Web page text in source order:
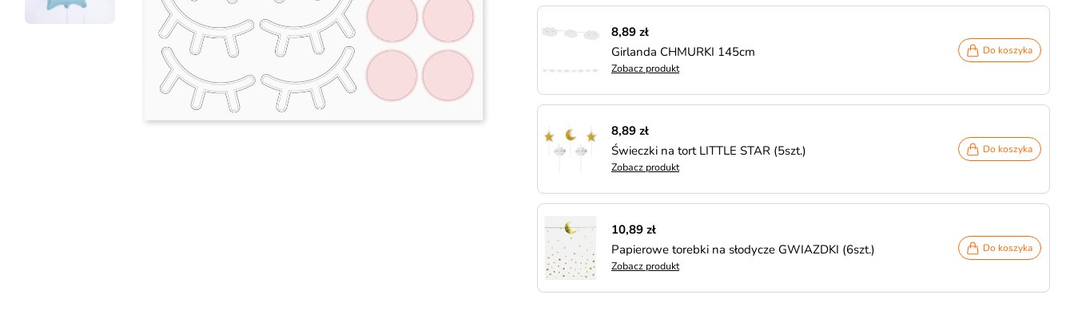
8,89 zł
Girlanda CHMURKI 145cm
Zobacz produkt
Do koszyka
8,89 zł
Świeczki na tort LITTLE STAR (5szt.)
Zobacz produkt
Do koszyka
10,89 zł
Papierowe torebki na słodycze GWIAZDKI (6szt.)
Zobacz produkt
Do koszyka